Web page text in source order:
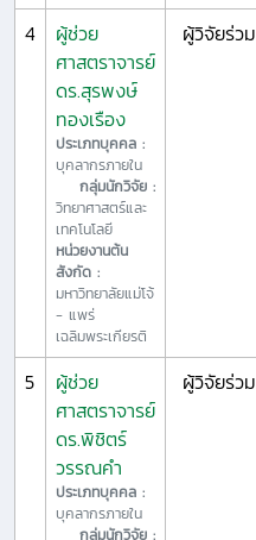
4
ผู้ช่วย
ศาสตราจารย์
ดร.สุรพงษ์
ทองเรือง
ประเภทบุคคล :
บุคลากรภายใน
กลุ่มนักวิจัย :
วิทยาศาสตร์และ
เทคโนโลยี
หน่วยงานต้น
สังกัด :
มหาวิทยาลัยแม่โจ้
- แพร่
เฉลิมพระเกียรติ
ผู้วิจัยร่วม
5
ผู้ช่วย
ศาสตราจารย์
ดร.พิชิตร์
วรรณคำ
ประเภทบุคคล :
บุคลากรภายใน
กลุ่มนักวิจัย :
ผู้วิจัยร่วม